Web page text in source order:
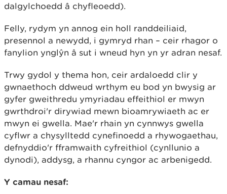
dalgylchoedd â chyfleoedd).
Felly, rydym yn annog ein holl randdeiliaid,
presennol a newydd, i gymryd rhan – ceir rhagor o
fanylion ynglŷn â sut i wneud hyn yn yr adran nesaf.
Trwy gydol y thema hon, ceir ardaloedd clir y
gwnaethoch ddweud wrthym eu bod yn bwysig ar
gyfer gweithredu ymyriadau effeithiol er mwyn
gwrthdroi'r dirywiad mewn bioamrywiaeth ac er
mwyn ei gwella. Mae'r rhain yn cynnwys gwella
cyflwr a chysylltedd cynefinoedd a rhywogaethau,
defnyddio'r fframwaith cyfreithiol (cynllunio a
dynodi), addysg, a rhannu cyngor ac arbenigedd.
Y camau nesaf: